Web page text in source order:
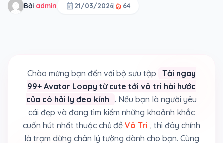
Bởi admin calendar_month21/03/2026 local_fire_department 64
Chào mừng bạn đến với bộ sưu tập
Tải ngay
99+ Avatar Loopy từ cute tới vô tri hài hước
của cô hải ly đeo kính
. Nếu bạn là người yêu
cái đẹp và đang tìm kiếm những khoảnh khắc
cuốn hút nhất thuộc chủ đề Vô Tri , thì đây chính
là trạm dừng chân lý tưởng dành cho bạn. Cùng